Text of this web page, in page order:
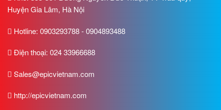
Huyện Gia Lâm, Hà Nội
Hotline: 0903293788 - 0904893488
Điện thoại: 024 33966688
Sales@epicvietnam.com
http://epicvietnam.com